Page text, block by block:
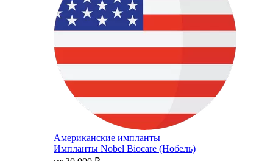
Американские импланты
Импланты Nobel Biocare (Нобель)